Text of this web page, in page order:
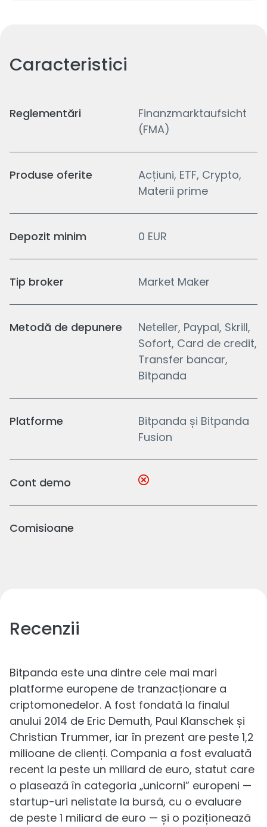
Caracteristici
Reglementări
Finanzmarktaufsicht
(FMA)
Produse oferite
Acțiuni, ETF, Crypto,
Materii prime
Depozit minim 0 EUR
Tip broker Market Maker
Metodă de depunere
Neteller, Paypal, Skrill,
Sofort, Card de credit,
Transfer bancar,
Bitpanda
Platforme
Bitpanda și Bitpanda
Fusion
Cont demo
Comisioane
Recenzii
Bitpanda este una dintre cele mai mari
platforme europene de tranzacționare a
criptomonedelor. A fost fondată la finalul
anului 2014 de Eric Demuth, Paul Klanschek și
Christian Trummer, iar în prezent are peste 1,2
milioane de clienți. Compania a fost evaluată
recent la peste un miliard de euro, statut care
o plasează în categoria „unicorni” europeni —
startup-uri nelistate la bursă, cu o evaluare
de peste 1 miliard de euro — și o poziționează